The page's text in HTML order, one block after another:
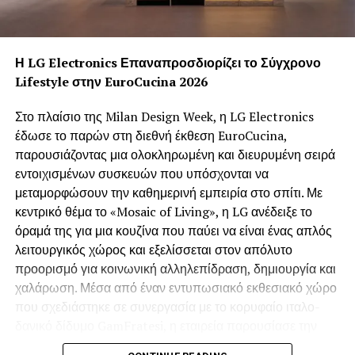
Η LG Electronics Επαναπροσδιορίζει το Σύγχρονο
Lifestyle στην EuroCucina 2026
Στο πλαίσιο της Milan Design Week, η LG Electronics
έδωσε το παρών στη διεθνή έκθεση EuroCucina,
παρουσιάζοντας μια ολοκληρωμένη και διευρυμένη σειρά
εντοιχισμένων συσκευών που υπόσχονται να
μεταμορφώσουν την καθημερινή εμπειρία στο σπίτι. Με
κεντρικό θέμα το «Mosaic of Living», η LG ανέδειξε το
όραμά της για μια κουζίνα που παύει να είναι ένας απλός
λειτουργικός χώρος και εξελίσσεται στον απόλυτο
προορισμό για κοινωνική αλληλεπίδραση, δημιουργία και
χαλάρωση. Μέσα από έναν εντυπωσιακό εκθεσιακό χώρο
που σχεδιάστηκε σε συνεργασία με το κορυφαίο ιταλο-
ultra-premium σειρά Signature Kitchen Suite (SKS) και